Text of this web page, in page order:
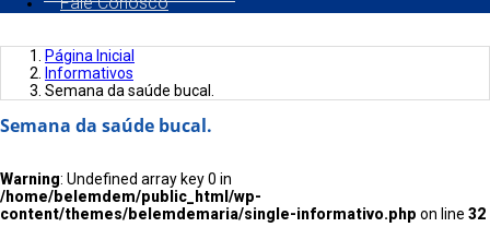
Página Inicial
Informativos
Semana da saúde bucal.
Semana da saúde bucal.
Warning: Undefined array key 0 in
/home/belemdem/public_html/wp-
content/themes/belemdemaria/single-informativo.php on line 32